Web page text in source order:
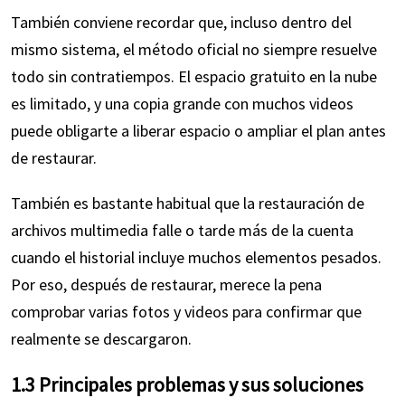
También conviene recordar que, incluso dentro del
mismo sistema, el método oficial no siempre resuelve
todo sin contratiempos. El espacio gratuito en la nube
es limitado, y una copia grande con muchos videos
puede obligarte a liberar espacio o ampliar el plan antes
de restaurar.
También es bastante habitual que la restauración de
archivos multimedia falle o tarde más de la cuenta
cuando el historial incluye muchos elementos pesados.
Por eso, después de restaurar, merece la pena
comprobar varias fotos y videos para confirmar que
realmente se descargaron.
1.3 Principales problemas y sus soluciones